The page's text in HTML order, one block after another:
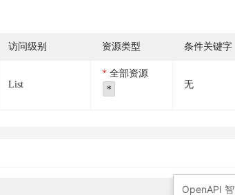
访问级别 资源类型 条件关键字
List
全部资源
* 无
OpenAPI